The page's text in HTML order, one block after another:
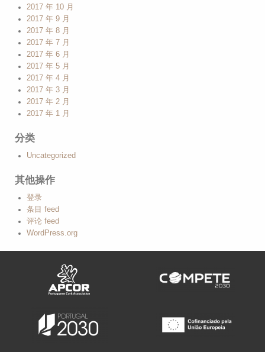
2017 年 10 月
2017 年 9 月
2017 年 8 月
2017 年 7 月
2017 年 6 月
2017 年 5 月
2017 年 4 月
2017 年 3 月
2017 年 2 月
2017 年 1 月
分类
Uncategorized
其他操作
登录
条目 feed
评论 feed
WordPress.org